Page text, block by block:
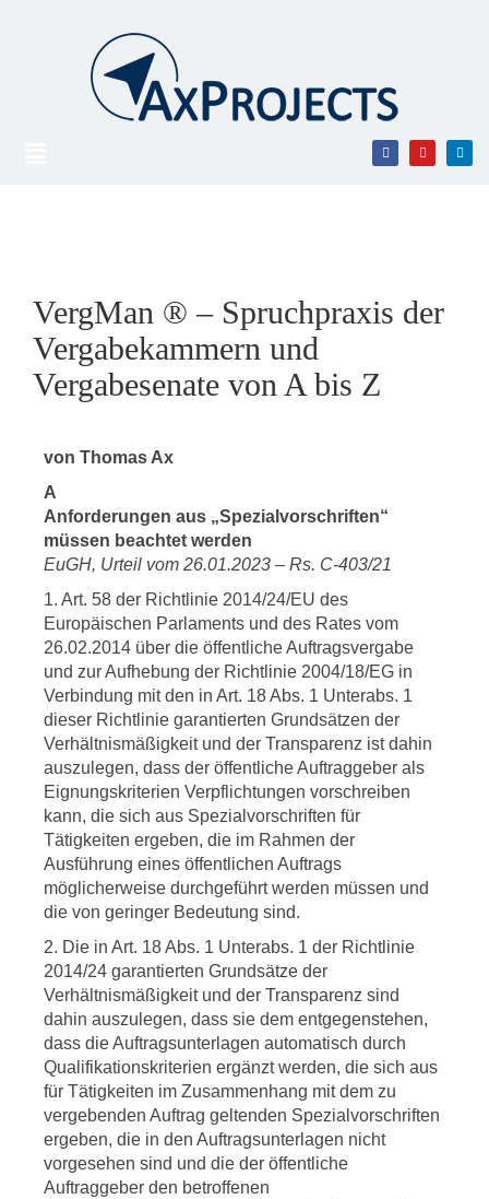
VergMan ® – Spruchpraxis der
Vergabekammern und
Vergabesenate von A bis Z
von Thomas Ax
A
Anforderungen aus „Spezialvorschriften“
müssen beachtet werden
EuGH, Urteil vom 26.01.2023 – Rs. C-403/21
1. Art. 58 der Richtlinie 2014/24/EU des
Europäischen Parlaments und des Rates vom
26.02.2014 über die öffentliche Auftragsvergabe
und zur Aufhebung der Richtlinie 2004/18/EG in
Verbindung mit den in Art. 18 Abs. 1 Unterabs. 1
dieser Richtlinie garantierten Grundsätzen der
Verhältnismäßigkeit und der Transparenz ist dahin
auszulegen, dass der öffentliche Auftraggeber als
Eignungskriterien Verpflichtungen vorschreiben
kann, die sich aus Spezialvorschriften für
Tätigkeiten ergeben, die im Rahmen der
Ausführung eines öffentlichen Auftrags
möglicherweise durchgeführt werden müssen und
die von geringer Bedeutung sind.
2. Die in Art. 18 Abs. 1 Unterabs. 1 der Richtlinie
2014/24 garantierten Grundsätze der
Verhältnismäßigkeit und der Transparenz sind
dahin auszulegen, dass sie dem entgegenstehen,
dass die Auftragsunterlagen automatisch durch
Qualifikationskriterien ergänzt werden, die sich aus
für Tätigkeiten im Zusammenhang mit dem zu
vergebenden Auftrag geltenden Spezialvorschriften
ergeben, die in den Auftragsunterlagen nicht
vorgesehen sind und die der öffentliche
Auftraggeber den betroffenen